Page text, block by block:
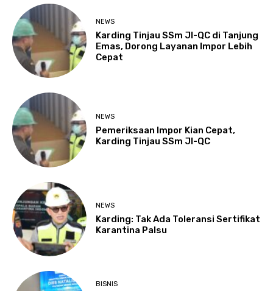
NEWS
Karding Tinjau SSm JI-QC di Tanjung
Emas, Dorong Layanan Impor Lebih
Cepat
NEWS
Pemeriksaan Impor Kian Cepat,
Karding Tinjau SSm JI-QC
NEWS
Karding: Tak Ada Toleransi Sertifikat
Karantina Palsu
BISNIS